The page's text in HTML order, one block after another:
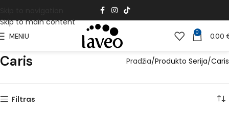
Skip to main content
MENIU 0 0.00
Caris Pradžia Produkto Serija Caris
Filtras